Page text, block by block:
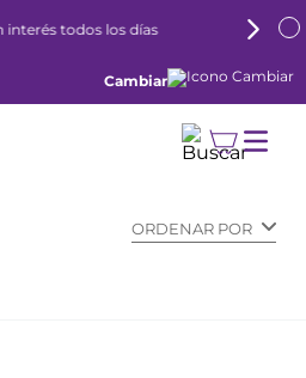
interés todos los días
Cambiar
ORDENAR POR